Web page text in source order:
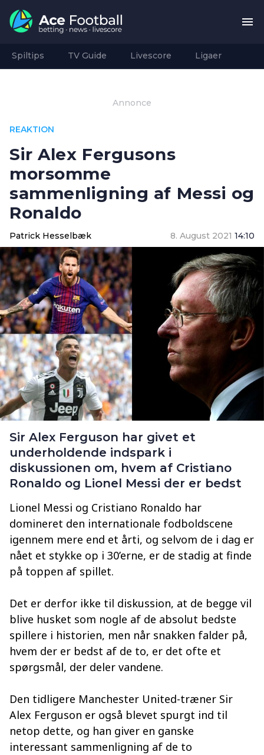
Spiltips TV Guide Livescore Ligaer
Annonce
REAKTION
Sir Alex Fergusons
morsomme
sammenligning af Messi og
Ronaldo
Patrick Hesselbæk 8. August 2021 14:10
Sir Alex Ferguson har givet et
underholdende indspark i
diskussionen om, hvem af Cristiano
Ronaldo og Lionel Messi der er bedst
Lionel Messi og Cristiano Ronaldo har
domineret den internationale fodboldscene
igennem mere end et årti, og selvom de i dag er
nået et stykke op i 30’erne, er de stadig at finde
på toppen af spillet.
Det er derfor ikke til diskussion, at de begge vil
blive husket som nogle af de absolut bedste
spillere i historien, men når snakken falder på,
hvem der er bedst af de to, er det ofte et
spørgsmål, der deler vandene.
Den tidligere Manchester United-træner Sir
Alex Ferguson er også blevet spurgt ind til
netop dette, og han giver en ganske
interessant sammenligning af de to